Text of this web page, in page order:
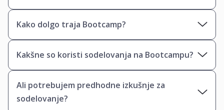
program, ki najstnikom omogoča razvijanje
vodstvenih veščin skozi praktične naloge, igre in
simulacije. Namenjen je krepitvi samozavesti,
komunikacijskih sposobnosti in sposobnosti
timskega dela.
Kako dolgo traja Bootcamp?
aktivnostmi, ki vključujejo različne delavnice, team
building igre in vodstvene izzive.
Kakšne so koristi sodelovanja na Bootcampu?
izboljšajo komunikacijo in samozavest, navežejo
nova prijateljstva in prejmejo certifikat ob
Ali potrebujem predhodne izkušnje za
sodelovanje?